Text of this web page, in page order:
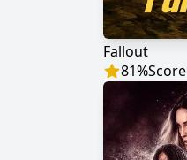
Fallout
81%Score